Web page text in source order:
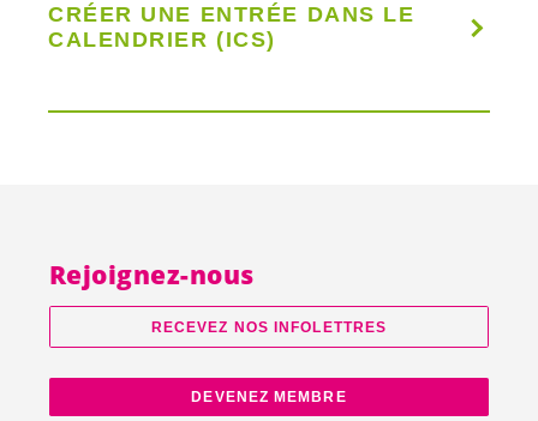
CRÉER UNE ENTRÉE DANS LE
CALENDRIER (ICS)
Rejoignez-nous
RECEVEZ NOS INFOLETTRES
DEVENEZ MEMBRE